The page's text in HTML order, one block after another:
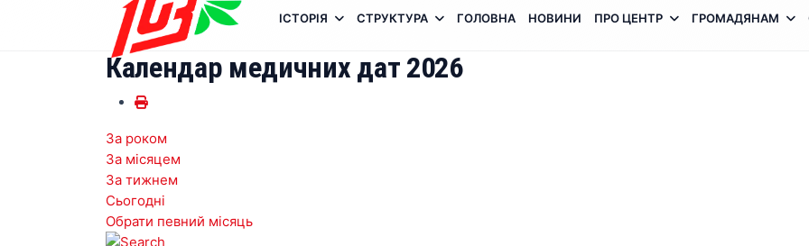
ІСТОРІЯ СТРУКТУРА ГОЛОВНА НОВИНИ ПРО ЦЕНТР ГРОМАДЯНАМ
Календар медичних дат 2026
За роком
За місяцем
За тижнем
Сьогодні
Обрати певний місяць